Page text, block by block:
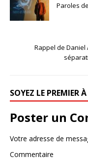
Paroles
Rappel de Daniel
SOYEZ LE PREMIER
Poster un
Votre adresse de
Commentaire